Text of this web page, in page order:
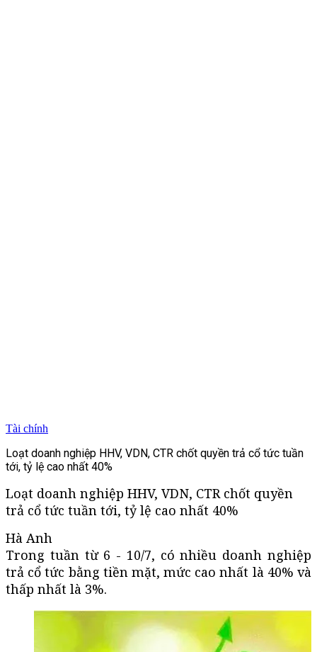
Tài chính
Loạt doanh nghiệp HHV, VDN, CTR chốt quyền trả cổ tức tuần
tới, tỷ lệ cao nhất 40%
Loạt doanh nghiệp HHV, VDN, CTR chốt quyền
trả cổ tức tuần tới, tỷ lệ cao nhất 40%
Hà Anh
Trong tuần từ 6 - 10/7, có nhiều doanh nghiệp
trả cổ tức bằng tiền mặt, mức cao nhất là 40% và
thấp nhất là 3%.